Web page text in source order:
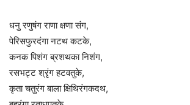
धनु रणुषंग राणा क्षणा संग,
पेरिसफुरदंगा नटथ कटके,
कनक पिशंग ब्रशथका निशंग,
रसभट्ट श्रृंग हटवतुके,
कृता चतुरंग बाला क्षिथिरंगकदथ,